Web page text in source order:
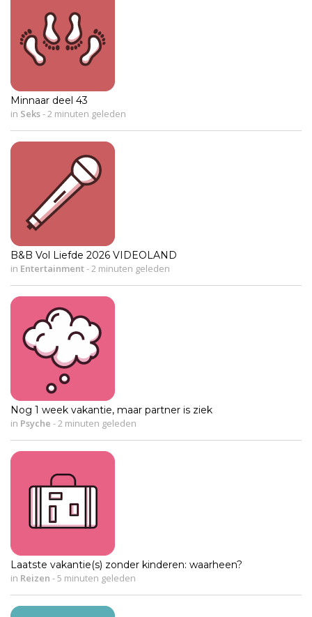
Minnaar deel 43
in Seks-2 minuten geleden
B&B Vol Liefde 2026 VIDEOLAND
in Entertainment-2 minuten geleden
Nog 1 week vakantie, maar partner is ziek
in Psyche -2 minuten geleden
Laatste vakantie(s) zonder kinderen: waarheen?
in Reizen -5 minuten geleden